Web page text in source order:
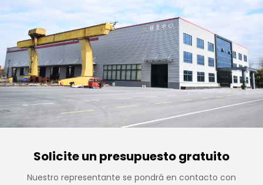
Solicite un presupuesto gratuito
Nuestro representante se pondrá en contacto con